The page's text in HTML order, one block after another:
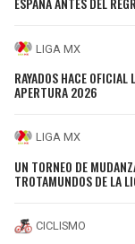
LIGA MX
RAYADOS HACE
APERTURA 2026
LIGA MX
UN TORNEO DE
TROTAMUNDOS DE LA
CICLISMO